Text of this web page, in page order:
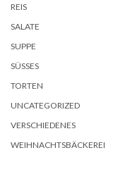
REIS
SALATE
SUPPE
SÜSSES
TORTEN
UNCATEGORIZED
VERSCHIEDENES
WEIHNACHTSBÄCKEREI